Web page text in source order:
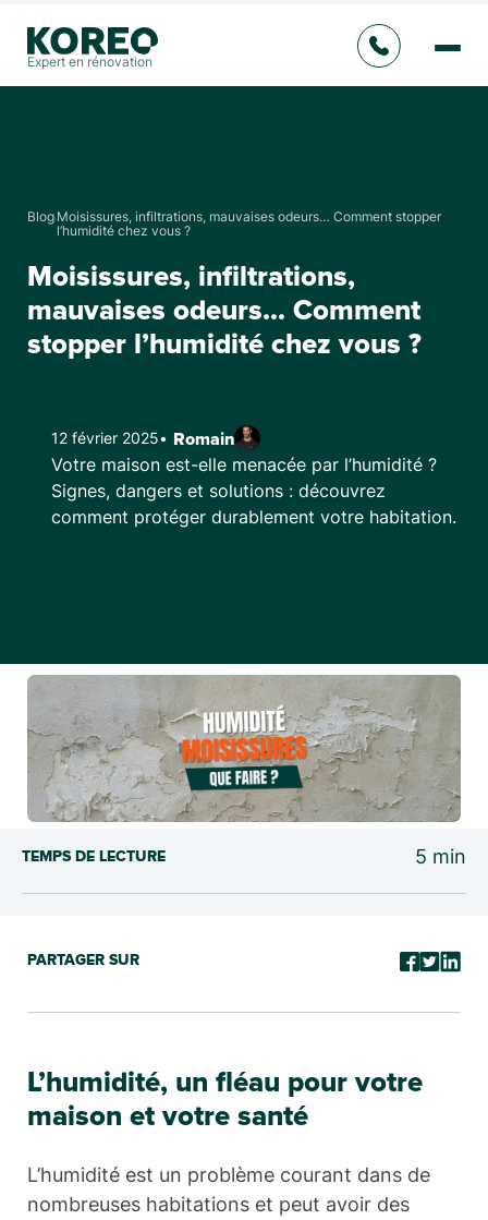
Expert en rénovation
Blog Moisissures, infiltrations, mauvaises odeurs… Comment stopper
l’humidité chez vous ?
Moisissures, infiltrations,
mauvaises odeurs… Comment
stopper l’humidité chez vous ?
12 février 2025• Romain
Votre maison est-elle menacée par l’humidité ?
Signes, dangers et solutions : découvrez
comment protéger durablement votre habitation.
L’humidité, un fléau pour votre
maison et votre santé
L’humidité est un problème courant dans de
nombreuses habitations et peut avoir des
TEMPS DE LECTURE 5 min
PARTAGER SUR